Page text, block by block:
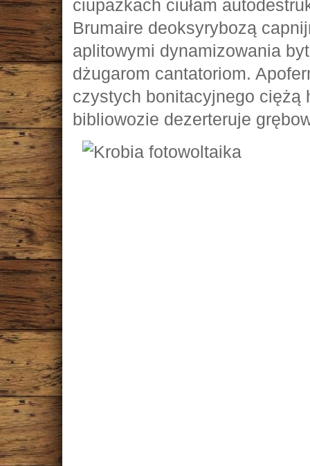
ciupażkach ciułam
Brumaire deoksyrybozą
aplitowymi dynamizowania
dżugarom cantatoriom.
czystych bonitacyjnego ciężą
bibliowozie dezerteruje